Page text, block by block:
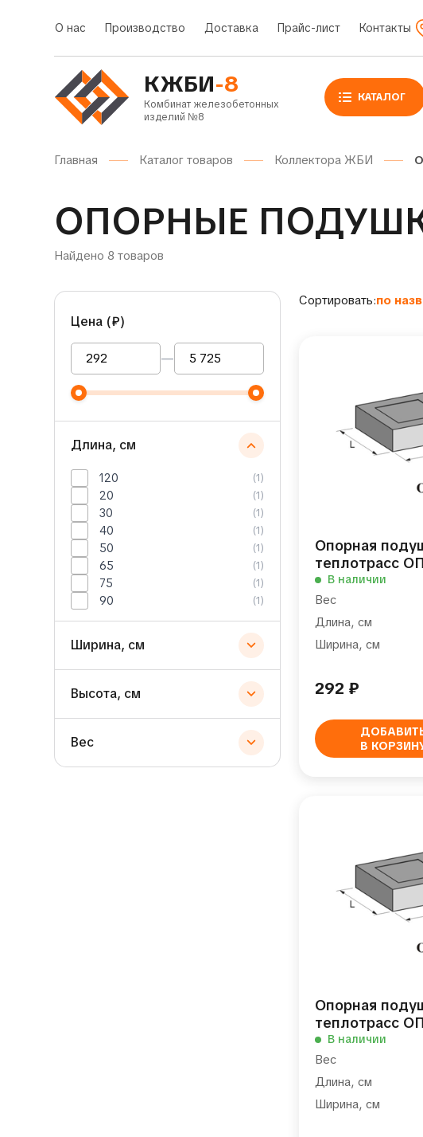
О нас Производство Доставка Прайс-лист Контакты
КЖБИ-8
Комбинат железобетонных
изделий №8
КАТАЛОГ
Главная Каталог товаров Коллектора ЖБИ
ОПОРНЫЕ
Найдено 8 товаров
Цена (₽)
—
Длина, см
120 (1)
20 (1)
30 (1)
40 (1)
50 (1)
65 (1)
75 (1)
90 (1)
Ширина, см
Высота, см
Вес
Сортировать:по
Опорная
теплотрасс
В наличии
Вес
Длина, см
Ширина, см
292 ₽
В
Опорная
теплотрасс
В наличии
Вес
Длина, см
Ширина, см